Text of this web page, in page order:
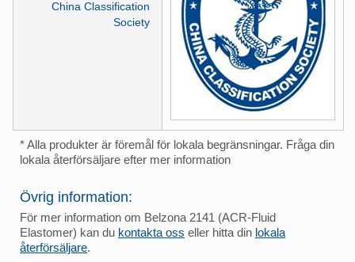
China Classification
Society
* Alla produkter är föremål för lokala begränsningar. Fråga din
lokala återförsäljare efter mer information
Övrig information:
För mer information om Belzona 2141 (ACR-Fluid
Elastomer) kan du kontakta oss eller hitta din lokala
återförsäljare.